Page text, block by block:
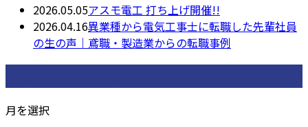
2026.05.05アスモ電工 打ち上げ開催!!
2026.04.16異業種から電気工事士に転職した先輩社員
の生の声｜鳶職・製造業からの転職事例
月を選択